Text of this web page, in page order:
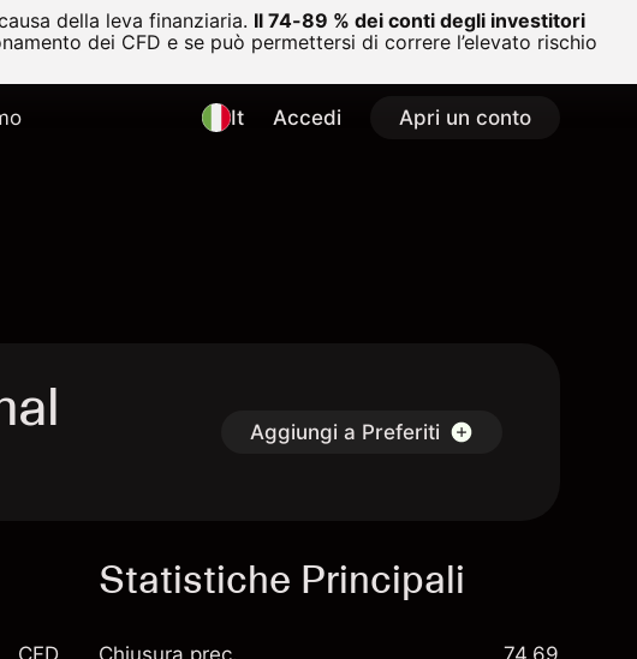
della leva finanziaria. Il 74-89 % dei conti degli investitori
dei CFD e se può permettersi di correre l’elevato rischio
It Accedi Apri un conto
Aggiungi a Preferiti
CFD
Statistiche Principali
Chiusura prec. 74.69